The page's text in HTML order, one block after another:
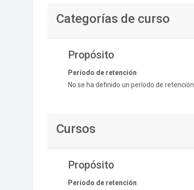
Categorías de curso
Propósito
Período de retención
No se ha definido un período de retención
Cursos
Propósito
Período de retención